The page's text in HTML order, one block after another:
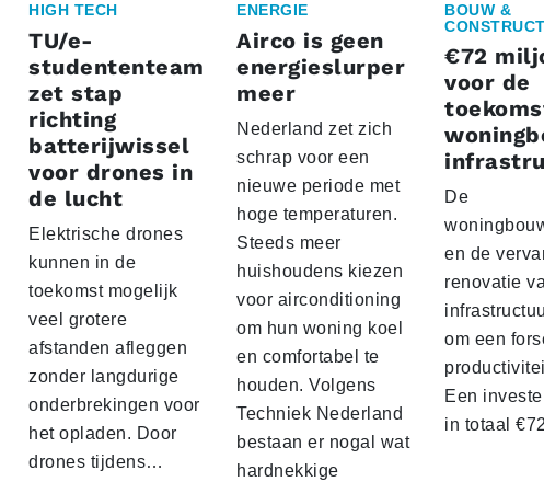
HIGH TECH
TU/e-
studententeam
zet stap
richting
batterijwissel
voor drones in
de lucht
Elektrische drones
kunnen in de
toekomst mogelijk
veel grotere
afstanden afleggen
zonder langdurige
onderbrekingen voor
het opladen. Door
drones tijdens…
ENERGIE
Airco is geen
energieslurper
meer
Nederland zet zich
schrap voor een
nieuwe periode met
hoge temperaturen.
Steeds meer
huishoudens kiezen
voor airconditioning
om hun woning koel
en comfortabel te
houden. Volgens
Techniek Nederland
bestaan er nogal wat
hardnekkige
BOUW &
€72
voor de
De
en de
renovatie
om een
Een
in totaal